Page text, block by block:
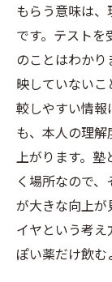
もらう意味は
です。テスト
のことはわか
映していない
較しやすい情報
も、本人の理
上がります。塾
く場所なので
が大きな向上が
イヤという考
ぽい薬だけ飲む